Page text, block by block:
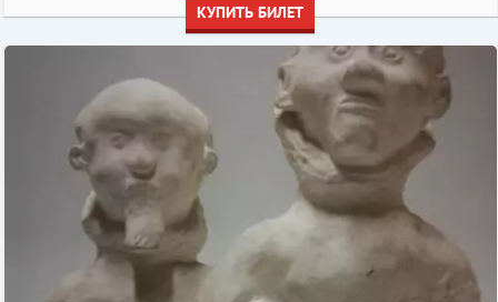
КУПИТЬ БИЛЕТ